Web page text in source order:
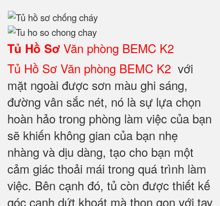
Tủ Hồ Sơ Văn phòng BEMC K2
Tủ Hồ Sơ Văn phòng BEMC K2 với
mặt ngoài được sơn màu ghi sáng,
đường vân sắc nét, nó là sự lựa chọn
hoàn hảo trong phòng làm việc của bạn
sẽ khiến không gian của bạn nhẹ
nhàng và dịu dàng, tạo cho bạn một
cảm giác thoải mái trong quá trình làm
việc. Bên cạnh đó, tủ còn được thiết kế
góc cạnh dứt khoát mà thon gọn với tay